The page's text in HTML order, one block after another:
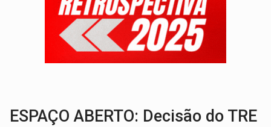
SOB INVESTIGAÇÃO: Dentista de PVH é denunciado por transmitir HIV
CLUBE DOS R$ 00,00:21 candidatos declaram patrimônio zero em Rondônia
ESPAÇO ABERTO: Decisão do TRE